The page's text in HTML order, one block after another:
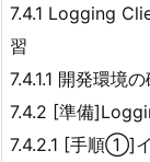
7.4.1 Logging
習
7.4.1.1 開発環境
7.4.2 [準備
7.4.2.1 [手順①]